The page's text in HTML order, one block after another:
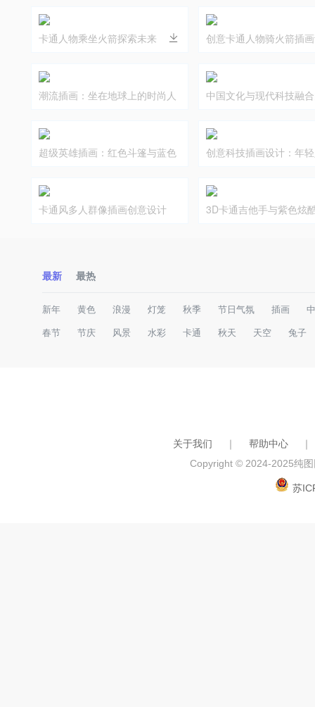
卡通人物乘坐火箭探索未来
潮流插画：坐在地球上的时尚人
超级英雄插画：红色斗篷与蓝色
卡通风多人群像插画创意设计
创意卡通人物骑火箭插
中国文化与现代科技融
创意科技插画设计：年
3D卡通吉他手与紫色炫
最新 最热
新年 黄色 浪漫 灯笼 秋季 节日气氛 插画
春节 节庆 风景 水彩 卡通 秋天 天空 兔子
关于我们 ｜ 帮助中心
｜
Copyright © 2024-2025纯
苏